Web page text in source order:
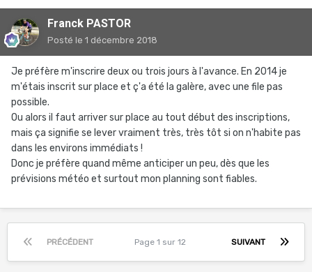
Franck PASTOR
Posté le 1 décembre 2018
Je préfère m'inscrire deux ou trois jours à l'avance. En 2014 je
m'étais inscrit sur place et ç'a été la galère, avec une file pas
possible.
Ou alors il faut arriver sur place au tout début des inscriptions,
mais ça signifie se lever vraiment très, très tôt si on n'habite pas
dans les environs immédiats !
Donc je préfère quand même anticiper un peu, dès que les
prévisions météo et surtout mon planning sont fiables.
PRÉCÉDENT SUIVANT
Page 1 sur 12